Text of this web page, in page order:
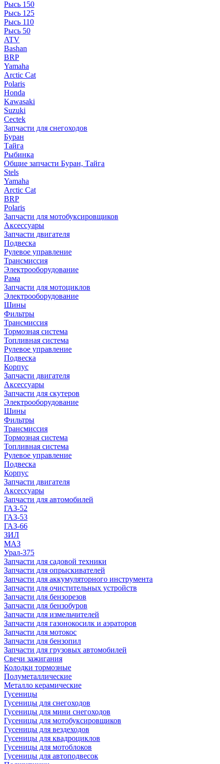
Рысь 150
Рысь 125
Рысь 110
Рысь 50
ATV
Bashan
BRP
Yamaha
Arctic Cat
Polaris
Honda
Kawasaki
Suzuki
Cectek
Запчасти для снегоходов
Буран
Тайга
Рыбинка
Общие запчасти Буран, Тайга
Stels
Yamaha
Arctic Cat
BRP
Polaris
Запчасти для мотобуксировщиков
Аксессуары
Запчасти двигателя
Подвеска
Рулевое управление
Трансмиссия
Электрооборудование
Рама
Запчасти для мотоциклов
Электрооборудование
Шины
Фильтры
Трансмиссия
Тормозная система
Топливная система
Рулевое управление
Подвеска
Корпус
Запчасти двигателя
Аксессуары
Запчасти для скутеров
Электрооборудование
Шины
Фильтры
Трансмиссия
Тормозная система
Топливная система
Рулевое управление
Подвеска
Корпус
Запчасти двигателя
Аксессуары
Запчасти для автомобилей
ГАЗ-52
ГАЗ-53
ГАЗ-66
ЗИЛ
МАЗ
Урал-375
Запчасти для садовой техники
Запчасти для опрыскивателей
Запчасти для аккумуляторного инструмента
Запчасти для очистительных устройств
Запчасти для бензорезов
Запчасти для бензобуров
Запчасти для измельчителей
Запчасти для газонокосилк и аэраторов
Запчасти для мотокос
Запчасти для бензопил
Запчасти для грузовых автомобилей
Свечи зажигания
Колодки тормозные
Полуметаллические
Металло керамические
Гусеницы
Гусеницы для снегоходов
Гусеницы для мини снегоходов
Гусеницы для мотобуксировщиков
Гусеницы для вездеходов
Гусеницы для квадроциклов
Гусеницы для мотоблоков
Гусеницы для автоподвесок